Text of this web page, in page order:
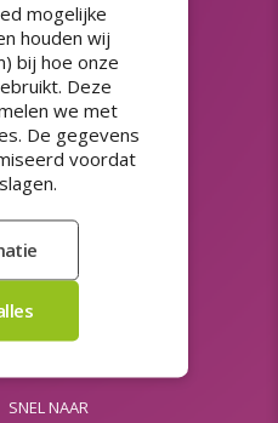
Prijsstickers
QR-code stickers
Raamfolie
Spaarzegels
Stickerpapier
Streepjescode stickers
Transparante stickers
Veiligheidslabels
Veiligheidsstickers
SNEL NAAR
mogelijke
houden wij
bij hoe onze
Deze
we met
De gegevens
voordat